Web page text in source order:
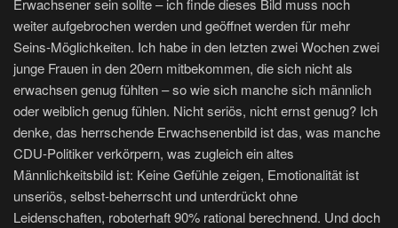
Erwachsener sein sollte – ich finde dieses Bild muss noch
weiter aufgebrochen werden und geöffnet werden für mehr
Seins-Möglichkeiten. Ich habe in den letzten zwei Wochen zwei
junge Frauen in den 20ern mitbekommen, die sich nicht als
erwachsen genug fühlten – so wie sich manche sich männlich
oder weiblich genug fühlen. Nicht seriös, nicht ernst genug? Ich
denke, das herrschende Erwachsenenbild ist das, was manche
CDU-Politiker verkörpern, was zugleich ein altes
Männlichkeitsbild ist: Keine Gefühle zeigen, Emotionalität ist
unseriös, selbst-beherrscht und unterdrückt ohne
Leidenschaften, roboterhaft 90% rational berechnend. Und doch